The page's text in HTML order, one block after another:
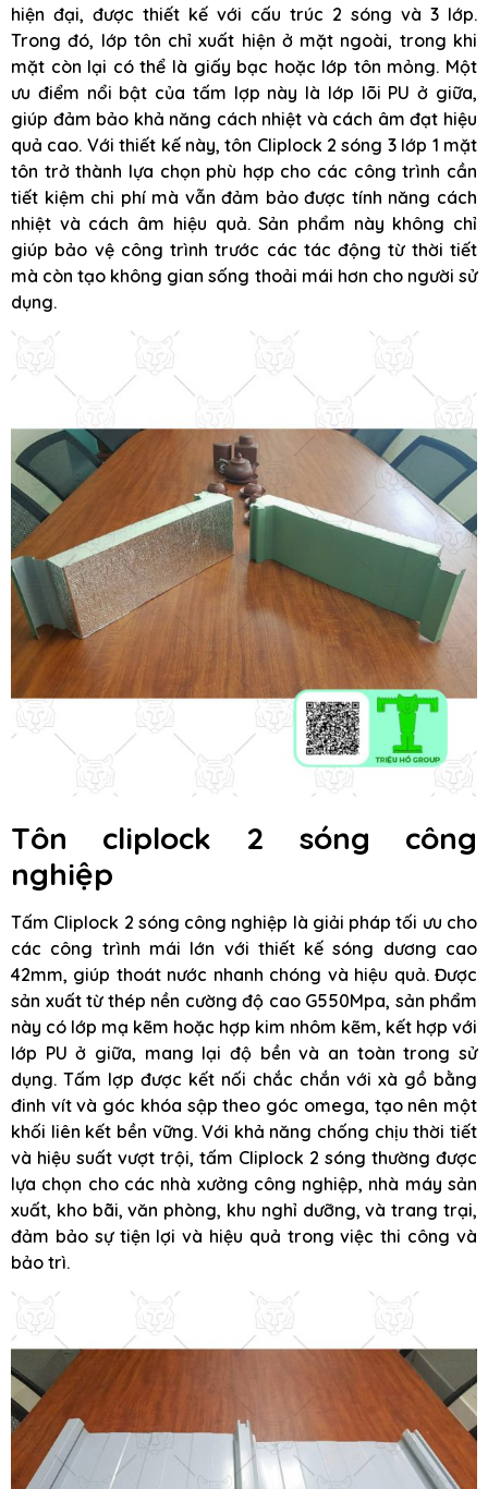
hiện đại, được thiết kế với cấu trúc 2 sóng và 3 lớp.
Trong đó, lớp tôn chỉ xuất hiện ở mặt ngoài, trong khi
mặt còn lại có thể là giấy bạc hoặc lớp tôn mỏng. Một
ưu điểm nổi bật của tấm lợp này là lớp lõi PU ở giữa,
giúp đảm bảo khả năng cách nhiệt và cách âm đạt hiệu
quả cao. Với thiết kế này, tôn Cliplock 2 sóng 3 lớp 1 mặt
tôn trở thành lựa chọn phù hợp cho các công trình cần
tiết kiệm chi phí mà vẫn đảm bảo được tính năng cách
nhiệt và cách âm hiệu quả. Sản phẩm này không chỉ
giúp bảo vệ công trình trước các tác động từ thời tiết
mà còn tạo không gian sống thoải mái hơn cho người sử
dụng.
Tôn cliplock 2 sóng công
nghiệp
Tấm Cliplock 2 sóng công nghiệp là giải pháp tối ưu cho
các công trình mái lớn với thiết kế sóng dương cao
42mm, giúp thoát nước nhanh chóng và hiệu quả. Được
sản xuất từ thép nền cường độ cao G550Mpa, sản phẩm
này có lớp mạ kẽm hoặc hợp kim nhôm kẽm, kết hợp với
lớp PU ở giữa, mang lại độ bền và an toàn trong sử
dụng. Tấm lợp được kết nối chắc chắn với xà gồ bằng
đinh vít và góc khóa sập theo góc omega, tạo nên một
khối liên kết bền vững. Với khả năng chống chịu thời tiết
và hiệu suất vượt trội, tấm Cliplock 2 sóng thường được
lựa chọn cho các nhà xưởng công nghiệp, nhà máy sản
xuất, kho bãi, văn phòng, khu nghỉ dưỡng, và trang trại,
đảm bảo sự tiện lợi và hiệu quả trong việc thi công và
bảo trì.